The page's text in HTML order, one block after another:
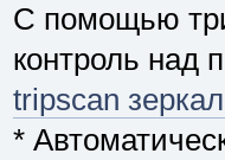
С помощью
контроль над
tripscan
*